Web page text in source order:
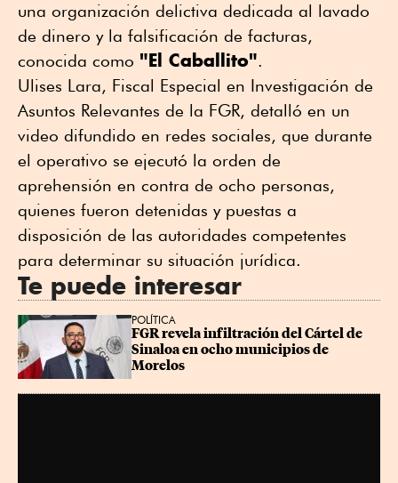
una organización delictiva dedicada al lavado
de dinero y la falsificación de facturas,
conocida como "El Caballito".
Ulises Lara, Fiscal Especial en Investigación de
Asuntos Relevantes de la FGR, detalló en un
video difundido en redes sociales, que durante
el operativo se ejecutó la orden de
aprehensión en contra de ocho personas,
quienes fueron detenidas y puestas a
disposición de las autoridades competentes
para determinar su situación jurídica.
Te puede interesar
POLÍTICA
FGR revela infiltración del Cártel de
Sinaloa en ocho municipios de
Morelos